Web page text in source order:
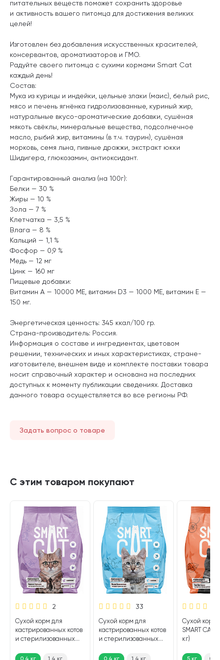
питательных веществ поможет сохранить здоровье
и активность вашего питомца для достижения великих
целей!
Изготовлен без добавления искусственных красителей,
консервантов, ароматизаторов и ГМО.
Радуйте своего питомца с сухими кормами Smart Cat
каждый день!
Состав:
Мука из курицы и индейки, цельные злаки (маис), белый рис,
мясо и печень ягнёнка гидролизованные, куриный жир,
натуральные вкусо-ароматические добавки, сушёная
мякоть свёклы, минеральные вещества, подсолнечное
масло, рыбий жир, витамины (в т.ч. таурин), сушёная
морковь, семя льна, пивные дрожжи, экстракт юкки
Шидигера, глюкозамин, антиоксидант.
Гарантированный анализ (на 100г):
Белки — 30 %
Жиры — 10 %
Зола — 7 %
Клетчатка — 3,5 %
Влага — 8 %
Кальций — 1,1 %
Фосфор — 0,9 %
Медь — 12 мг
Цинк — 160 мг
Пищевые добавки:
Витамин А — 10000 МЕ, витамин D3 — 1000 МЕ, витамин Е —
150 мг.
Энергетическая ценность: 345 ккал/100 гр.
Страна-производитель: Россия.
Информация о составе и ингредиентах, цветовом
решении, технических и иных характеристиках, стране-
изготовителе, внешнем виде и комплекте поставки товара
носит справочный характер и основана на последних
доступных к моменту публикации сведениях. Доставка
данного товара осуществляется во все регионы РФ.
Задать вопрос о товаре
С этим товаром покупают
2
Сухой корм для
кастрированных котов
и стерилизованных
кролик (0,4 кг)
0,4 кг 1,4 кг
33
Сухой корм для
кастрированных котов
и стерилизованных
лосось (0,4 кг)
0,4 кг 1,4 кг
Сухой корм
SMART CAT
кг)
5 кг 0,4